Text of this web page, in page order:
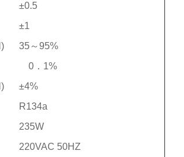
±0.5
±1
35～95%
0．1%
±4%
R134a
235W
220VAC 50HZ